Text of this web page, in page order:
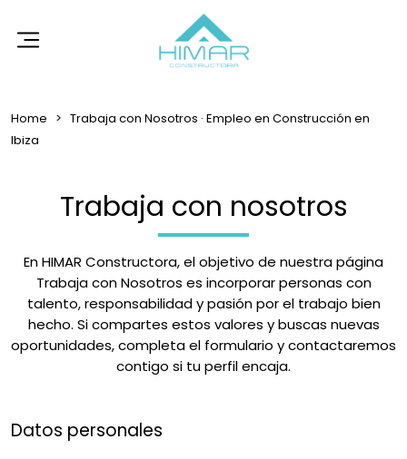
Home
Trabaja con Nosotros · Empleo en Construcción en
Ibiza
Trabaja con nosotros
En HIMAR Constructora, el objetivo de nuestra página
Trabaja con Nosotros es incorporar personas con
talento, responsabilidad y pasión por el trabajo bien
hecho. Si compartes estos valores y buscas nuevas
oportunidades, completa el formulario y contactaremos
contigo si tu perfil encaja.
Datos personales